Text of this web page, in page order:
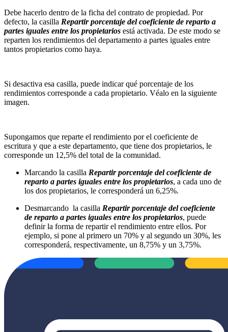
Debe hacerlo dentro de la ficha del contrato de propiedad. Por
defecto, la casilla Repartir porcentaje del coeficiente de reparto a
partes iguales entre los propietarios está activada. De este modo se
reparten los rendimientos del departamento a partes iguales entre
tantos propietarios como haya.
Si desactiva esa casilla, puede indicar qué porcentaje de los
rendimientos corresponde a cada propietario. Véalo en la siguiente
imagen.
Supongamos que reparte el rendimiento por el coeficiente de
escritura y que a este departamento, que tiene dos propietarios, le
corresponde un 12,5% del total de la comunidad.
Marcando la casilla Repartir porcentaje del coeficiente de
reparto a partes iguales entre los propietarios, a cada uno de
los dos propietarios, le corresponderá un 6,25%.
Desmarcando la casilla Repartir porcentaje del coeficiente
de reparto a partes iguales entre los propietarios, puede
definir la forma de repartir el rendimiento entre ellos. Por
ejemplo, si pone al primero un 70% y al segundo un 30%, les
corresponderá, respectivamente, un 8,75% y un 3,75%.